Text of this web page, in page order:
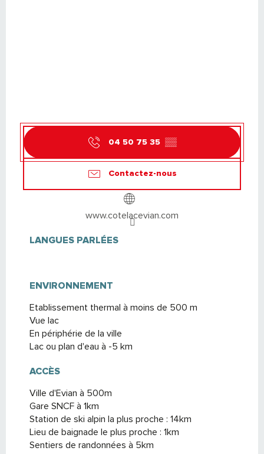
04 50 75 35 ▒▒
Contactez-nous
www.cotelacevian.com
LANGUES PARLÉES
LANGUES PARLÉES
ENVIRONNEMENT
ENVIRONNEMENT
Etablissement thermal à moins de 500 m
Vue lac
En périphérie de la ville
Lac ou plan d'eau à -5 km
ACCÈS
ACCÈS
Ville d'Evian à 500m
Gare SNCF à 1km
Station de ski alpin la plus proche : 14km
Lieu de baignade le plus proche : 1km
Sentiers de randonnées à 5km